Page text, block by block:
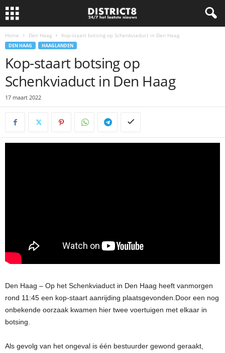
Home Den Haag Kop-staart botsing op Schenkviaduct in Den Haag
DEN HAAG HAAGLANDEN
Kop-staart botsing op
Schenkviaduct in Den Haag
17 maart 2022
Den Haag – Op het Schenkviaduct in Den Haag heeft vanmorgen
rond 11:45 een kop-staart aanrijding plaatsgevonden.Door een nog
onbekende oorzaak kwamen hier twee voertuigen met elkaar in
botsing.
Als gevolg van het ongeval is één bestuurder gewond geraakt,